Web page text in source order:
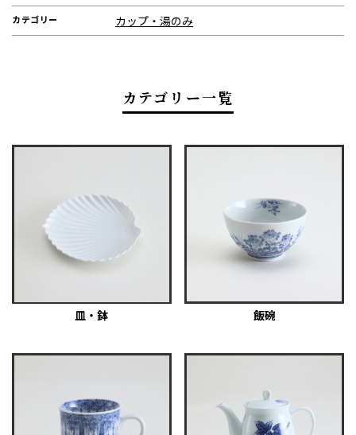
カテゴリー カップ・湯のみ
カテゴリー一覧
皿・鉢 飯碗